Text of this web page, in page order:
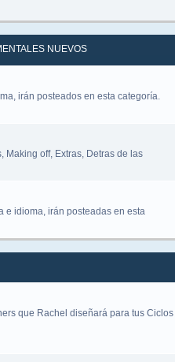
NUEVOS
irán posteados en esta categoría.
Making off, Extras, Detras de las
e idioma, irán posteadas en esta
que Rachel diseñará para tus Ciclos